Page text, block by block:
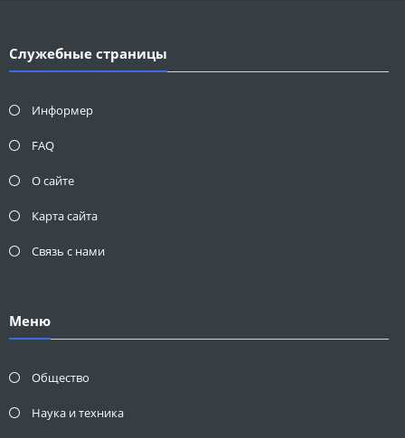
Служебные страницы
Информер
FAQ
О сайте
Карта сайта
Связь с нами
Меню
Общество
Наука и техника